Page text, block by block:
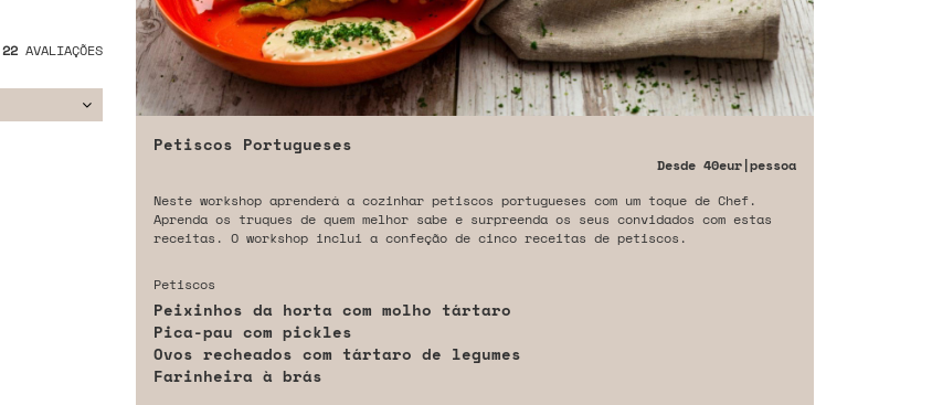
22AVALIAÇÕES
Petiscos Portugueses
Desde 40eur|pessoa
Neste workshop aprenderá a cozinhar petiscos portugueses com um toque de Chef.
Aprenda os truques de quem melhor sabe e surpreenda os seus convidados com estas
receitas. O workshop inclui a confeção de cinco receitas de petiscos.
Petiscos
Peixinhos da horta com molho tártaro
Pica-pau com pickles
Ovos recheados com tártaro de legumes
Farinheira à brás